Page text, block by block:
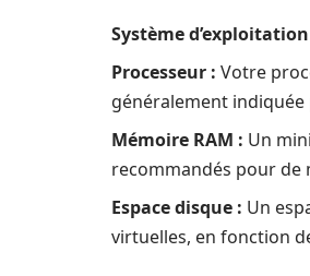
Système
Processeur : Votre
généralement indiquée
Mémoire RAM : Un
recommandés pour de
Espace disque : Un
virtuelles, en fonction